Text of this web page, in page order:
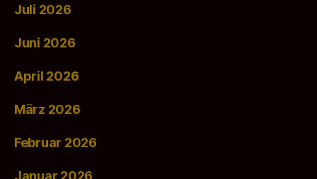
Juli 2026
Juni 2026
April 2026
März 2026
Februar 2026
Januar 2026